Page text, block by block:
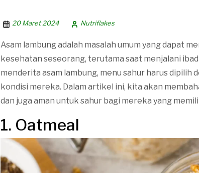
20 Maret 2024 Nutriflakes
Asam lambung adalah masalah umum yang dapat
kesehatan seseorang, terutama saat menjalani
menderita asam lambung, menu sahur harus
kondisi mereka. Dalam artikel ini, kita akan
dan juga aman untuk sahur bagi mereka yang
1. Oatmeal